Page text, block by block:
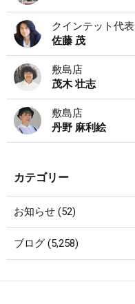
クインテット代表
佐藤 茂
敷島店
茂木 壮志
敷島店
丹野 麻利絵
カテゴリー
お知らせ (52)
ブログ (5,258)